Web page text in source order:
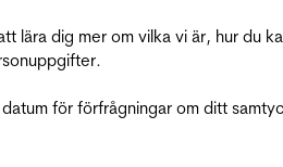
lära dig mer om vilka vi är, hur du
för förfrågningar om ditt